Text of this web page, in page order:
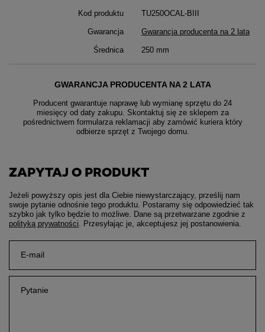
Kod produktu TU250OCAL-BIII
Gwarancja Gwarancja producenta na 2 lata
Średnica 250 mm
GWARANCJA PRODUCENTA NA 2 LATA
Producent gwarantuje naprawę lub wymianę sprzętu do 24
miesięcy od daty zakupu. Skontaktuj się ze sklepem za
pośrednictwem formularza reklamacji aby zamówić kuriera który
odbierze sprzęt z Twojego domu.
ZAPYTAJ O PRODUKT
Jeżeli powyższy opis jest dla Ciebie niewystarczający, prześlij nam
swoje pytanie odnośnie tego produktu. Postaramy się odpowiedzieć tak
szybko jak tylko będzie to możliwe.
Dane są przetwarzane zgodnie z
polityką prywatności . Przesyłając je, akceptujesz jej postanowienia.
E-mail
Pytanie